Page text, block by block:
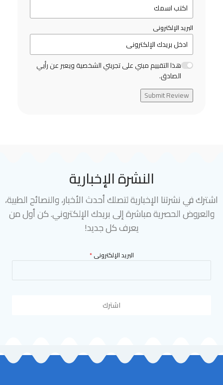
البريد الإلكترونى
هذا التقييم مبني على تجربتي الشخصية ويعبر عن رأيي
الصادق.
Submit Review
النشرة الإخبارية
اشترك في نشرتنا الإخبارية لتصلك أحدث الأخبار، والنصائح الطبية،
والعروض الحصرية مباشرة إلى بريدك الإلكتروني. كن أول من
يعرف كل جديد!
البريد الإلكترونى*
اشترك